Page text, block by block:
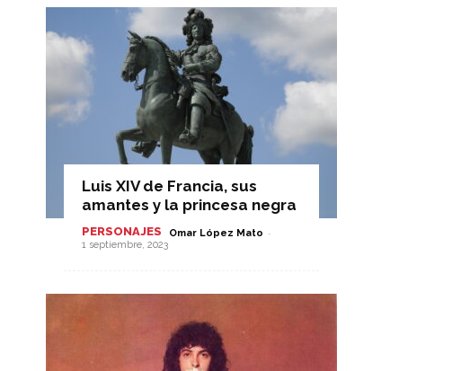
Luis XIV de Francia, sus
amantes y la princesa negra
PERSONAJES Omar López Mato -
1 septiembre, 2023